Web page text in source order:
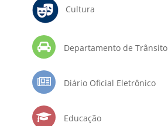
Cultura
Departamento de Trânsito
Diário Oficial Eletrônico
Educação